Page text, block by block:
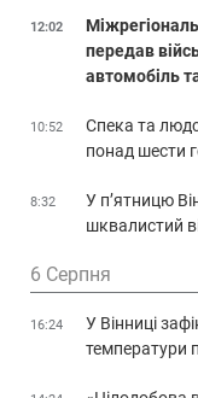
12:02
передав
автомобіль
10:52
Спека та
понад шести
8:32
У п’ятницю
шквалистий
6 Серпня
16:24
У Вінниці
температури